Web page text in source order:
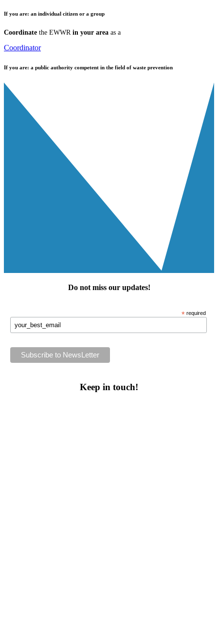
If you are: an individual citizen or a group
Coordinate the EWWR in your area as a
Coordinator
If you are: a public authority competent in the field of waste prevention
Do not miss our updates!
* required
Keep in touch!